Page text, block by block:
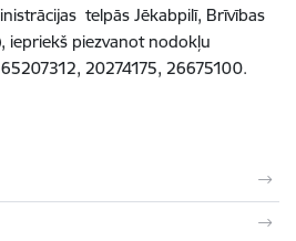
telpās Jēkabpilī, Brīvības
iepriekš piezvanot nodokļu
20274175, 26675100.